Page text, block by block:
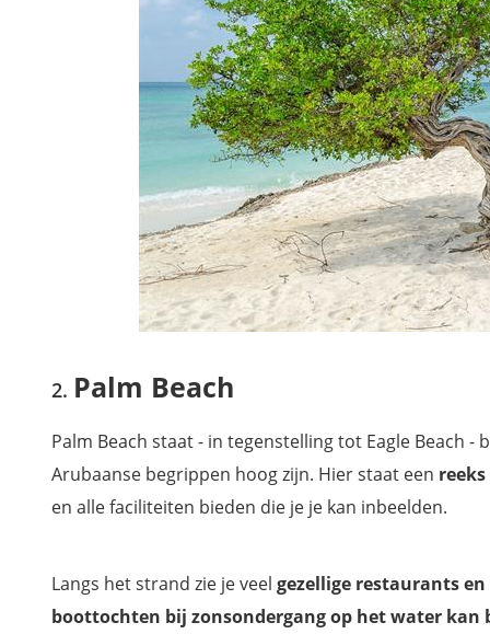
Palm Beach
Palm Beach staat - in tegenstelling tot Eagle Beach
Arubaanse begrippen hoog zijn. Hier staat een
en alle faciliteiten bieden die je je kan inbeelden.
Langs het strand zie je veel gezellige restaurants
boottochten bij zonsondergang op het water kan